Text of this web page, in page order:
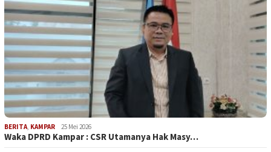
BERITA, KAMPAR 25 Mei 2026
Waka DPRD Kampar : CSR Utamanya Hak Masy…